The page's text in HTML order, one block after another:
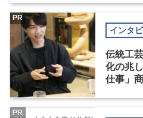
インタ
伝統工
化の兆
仕事」
PR
PR